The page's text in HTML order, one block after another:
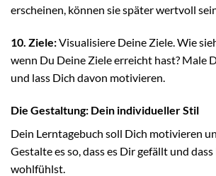
erscheinen, können sie später wertvoll
10. Ziele:Visualisiere Deine Ziele. Wie
wenn Du Deine Ziele erreicht hast? Male
und lass Dich davon motivieren.
Die Gestaltung: Dein individueller Stil
Dein Lerntagebuch soll Dich motivieren
Gestalte es so, dass es Dir gefällt und
wohlfühlst.